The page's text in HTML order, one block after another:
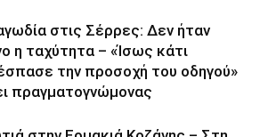
στις Σέρρες: Δεν ήταν
η ταχύτητα – «Ίσως κάτι
την προσοχή του οδηγού»
πραγματογνώμονας